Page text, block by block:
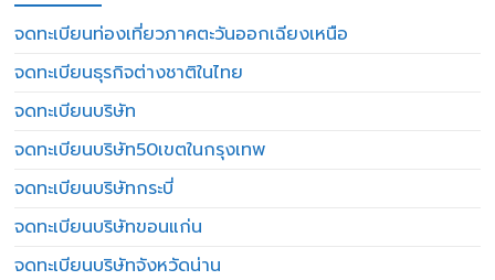
จดทะเบียนท่องเที่ยวภาคตะวันออกเฉียงเหนือ
จดทะเบียนธุรกิจต่างชาติในไทย
จดทะเบียนบริษัท
จดทะเบียนบริษัท50เขตในกรุงเทพ
จดทะเบียนบริษัทกระบี่
จดทะเบียนบริษัทขอนแก่น
จดทะเบียนบริษัทจังหวัดน่าน